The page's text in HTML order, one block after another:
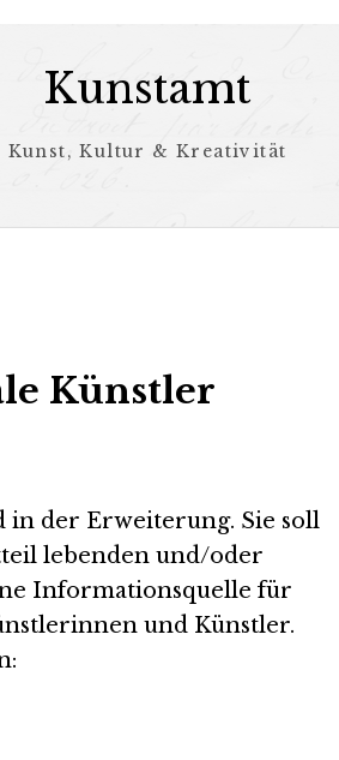
Kunstamt
Kunst, Kultur & Kreativität
Künstler
in der Erweiterung. Sie soll
lebenden und/oder
Informationsquelle für
und Künstler.